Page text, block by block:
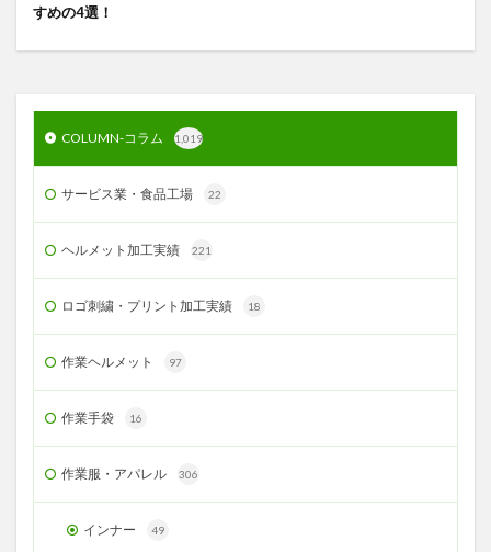
すめの4選！
COLUMN-コラム 1,019
サービス業・食品工場 22
ヘルメット加工実績 221
ロゴ刺繍・プリント加工実績 18
作業ヘルメット 97
作業手袋 16
作業服・アパレル 306
インナー 49